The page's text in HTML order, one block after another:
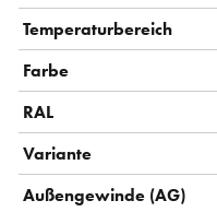
Temperaturbereich
Farbe
RAL
Variante
Außengewinde (AG)